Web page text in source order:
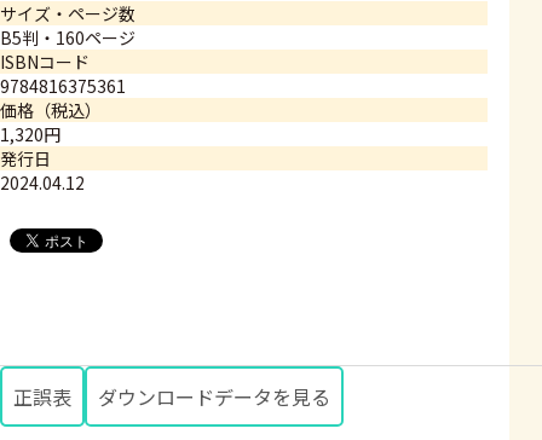
サイズ・ページ数
B5判・160ページ
ISBNコード
9784816375361
価格（税込）
1,320円
発行日
2024.04.12
正誤表 ダウンロードデータを見る